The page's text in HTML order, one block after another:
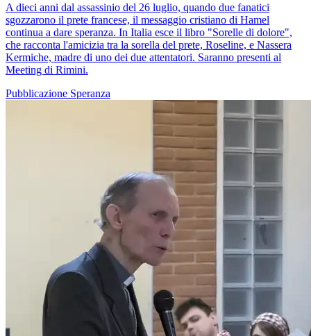
A dieci anni dal assassinio del 26 luglio, quando due fanatici
sgozzarono il prete francese, il messaggio cristiano di Hamel
continua a dare speranza. In Italia esce il libro "Sorelle di dolore",
che racconta l'amicizia tra la sorella del prete, Roseline, e Nassera
Kermiche, madre di uno dei due attentatori. Saranno presenti al
Meeting di Rimini.
Pubblicazione Speranza